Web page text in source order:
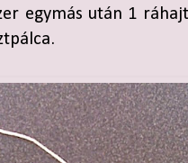
egymás után 1